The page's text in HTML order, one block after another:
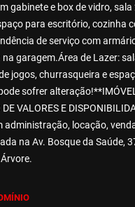
gabinete e box de vidro, sala
para escritório, cozinha
de serviço com
garagem.Área de Lazer:
jogos, churrasqueira e
sofrer
VALORES E
administração, locação,
na Av. Bosque da Saúde,